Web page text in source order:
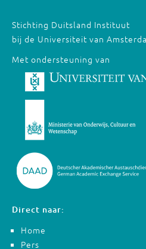
Stichting Duitsland Instituut
bij de Universiteit van
Met ondersteuning van
Direct naar:
Home
Pers